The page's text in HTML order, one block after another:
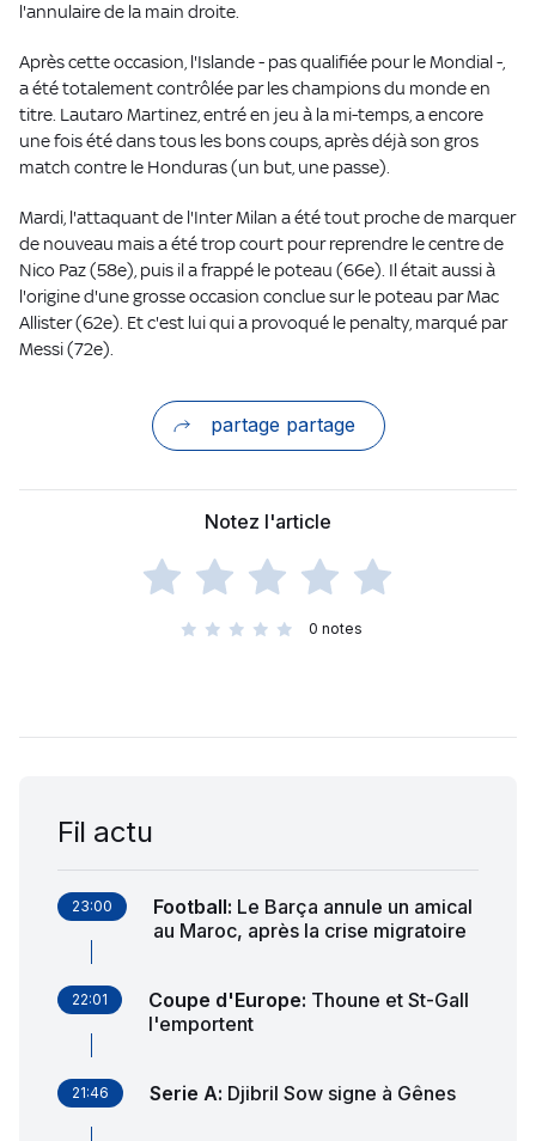
l'annulaire de la main droite.
Après cette occasion, l'Islande - pas qualifiée pour le Mondial -,
a été totalement contrôlée par les champions du monde en
titre. Lautaro Martinez, entré en jeu à la mi-temps, a encore
une fois été dans tous les bons coups, après déjà son gros
match contre le Honduras (un but, une passe).
Mardi, l'attaquant de l'Inter Milan a été tout proche de marquer
de nouveau mais a été trop court pour reprendre le centre de
Nico Paz (58e), puis il a frappé le poteau (66e). Il était aussi à
l'origine d'une grosse occasion conclue sur le poteau par Mac
Allister (62e). Et c'est lui qui a provoqué le penalty, marqué par
Messi (72e).
partage partage
Notez l'article
0 notes
Fil actu
23:00 Football: Le Barça annule un amical
au Maroc, après la crise migratoire
22:01 Coupe d'Europe: Thoune et St-Gall
l'emportent
21:46 Serie A: Djibril Sow signe à Gênes